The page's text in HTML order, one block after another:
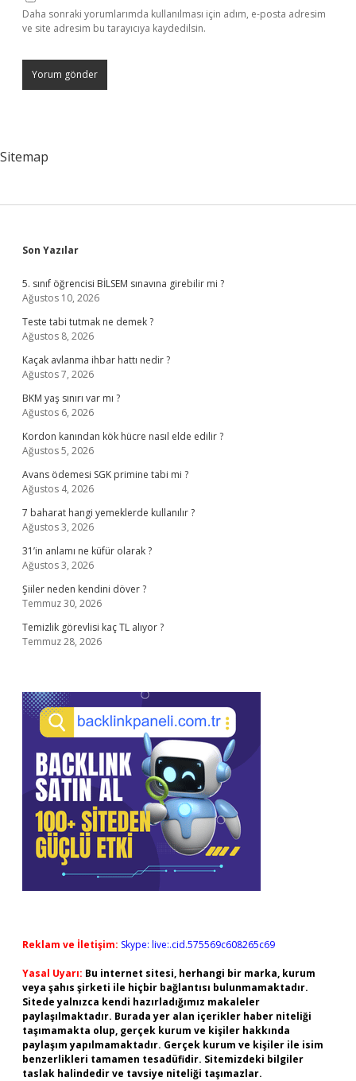
Daha sonraki yorumlarımda kullanılması için adım, e-posta adresim
ve site adresim bu tarayıcıya kaydedilsin.
Sitemap
Sidebar
Son Yazılar
5. sınıf öğrencisi BİLSEM sınavına girebilir mi ?
Ağustos 10, 2026
Teste tabi tutmak ne demek ?
Ağustos 8, 2026
Kaçak avlanma ihbar hattı nedir ?
Ağustos 7, 2026
BKM yaş sınırı var mı ?
Ağustos 6, 2026
Kordon kanından kök hücre nasıl elde edilir ?
Ağustos 5, 2026
Avans ödemesi SGK primine tabi mi ?
Ağustos 4, 2026
7 baharat hangi yemeklerde kullanılır ?
Ağustos 3, 2026
31’in anlamı ne küfür olarak ?
Ağustos 3, 2026
Şiiler neden kendini döver ?
Temmuz 30, 2026
Temizlik görevlisi kaç TL alıyor ?
Temmuz 28, 2026
Reklam ve İletişim: Skype: live:.cid.575569c608265c69
Yasal Uyarı: Bu internet sitesi, herhangi bir marka, kurum
veya şahıs şirketi ile hiçbir bağlantısı bulunmamaktadır.
Sitede yalnızca kendi hazırladığımız makaleler
paylaşılmaktadır. Burada yer alan içerikler haber niteliği
taşımamakta olup, gerçek kurum ve kişiler hakkında
paylaşım yapılmamaktadır. Gerçek kurum ve kişiler ile isim
benzerlikleri tamamen tesadüfidir. Sitemizdeki bilgiler
taslak halindedir ve tavsiye niteliği taşımazlar.